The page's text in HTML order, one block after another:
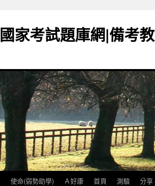
國家考試題庫網|備考
使命(弱勢助學) Ａ好康 首頁 測驗 分享